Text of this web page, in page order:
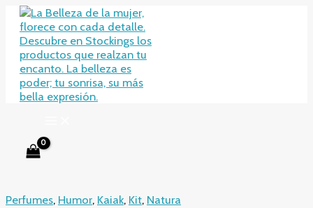
contenido
Perfumes, Humor, Kaiak, Kit, Natura